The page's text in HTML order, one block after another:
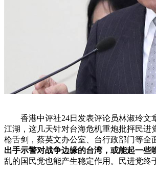
香港中评社24日发表评论员林淑玲文
江湖，这几天针对台海危机重炮批抨民进
枪舌剑，蔡英文办公室、台行政部门等全
出手示警对战争边缘的台湾，或能起一些
乱的国民党也能产生稳定作用。民进党终